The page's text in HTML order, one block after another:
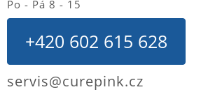
Po - Pá 8 - 15
+420 602 615 628
servis@curepink.cz